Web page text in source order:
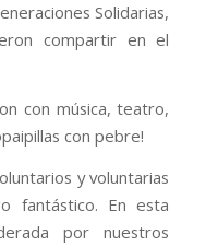
Solidarias,
compartir en el
con música, teatro,
con pebre!
y voluntarias
fantástico. En esta
por nuestros